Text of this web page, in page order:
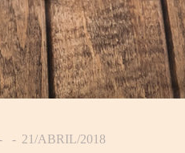
21/ABRIL/2018